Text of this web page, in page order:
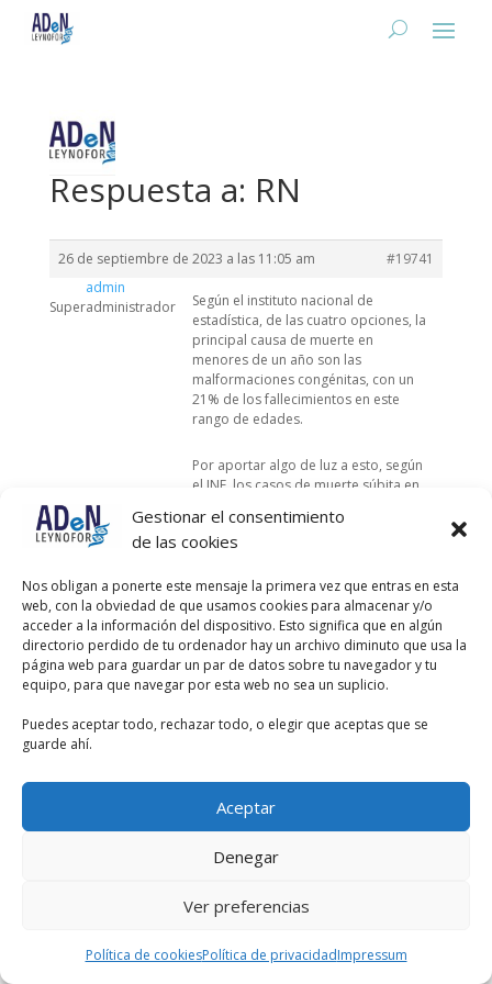
Gestionar el consentimiento
de las cookies
Nos obligan a ponerte este mensaje la primera vez que entras en esta
web, con la obviedad de que usamos cookies para almacenar y/o
acceder a la información del dispositivo. Esto significa que en algún
directorio perdido de tu ordenador hay un archivo diminuto que usa la
página web para guardar un par de datos sobre tu navegador y tu
equipo, para que navegar por esta web no sea un suplicio.
Puedes aceptar todo, rechazar todo, o elegir que aceptas que se
guarde ahí.
Aceptar
Denegar
Ver preferencias
Política de cookiesPolítica de privacidadImpressum
Respuesta a: RN
26 de septiembre de 2023 a las 11:05 am
#19741
admin
Superadministrador
Según el instituto nacional de
estadística, de las cuatro opciones, la
principal causa de muerte en
menores de un año son las
malformaciones congénitas, con un
21% de los fallecimientos en este
rango de edades.
Por aportar algo de luz a esto, según
el INE, los casos de muerte súbita en